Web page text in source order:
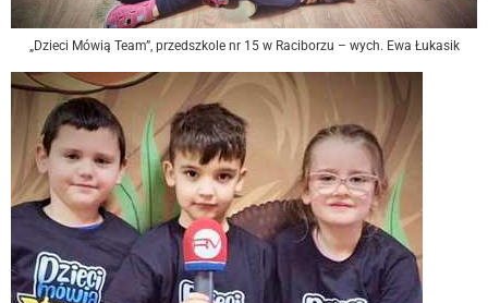
„Dzieci Mówią Team”, przedszkole nr 15 w Raciborzu – wych. Ewa Łukasik